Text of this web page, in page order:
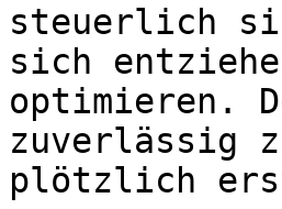
steuerlich
sich
optimieren.
zuverlässig
plötzlich